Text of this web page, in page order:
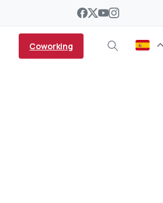
Coworking